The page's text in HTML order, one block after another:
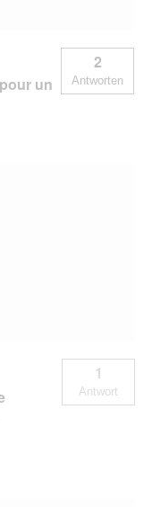
un
2
Antworten
1
Antwort